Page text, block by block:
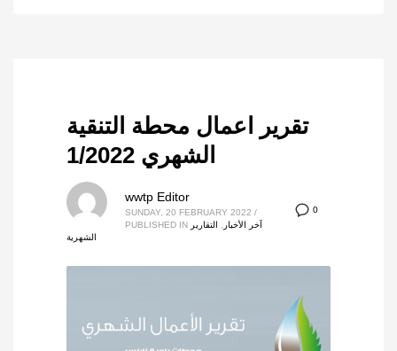
تقرير اعمال محطة التنقية
الشهري 1/2022
0
wwtp Editor
SUNDAY, 20 FEBRUARY 2022 /
PUBLISHED IN
آخر الأخبار
التقارير
الشهرية